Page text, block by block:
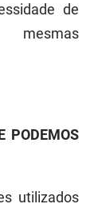
de
mesmas
PODEMOS
utilizados